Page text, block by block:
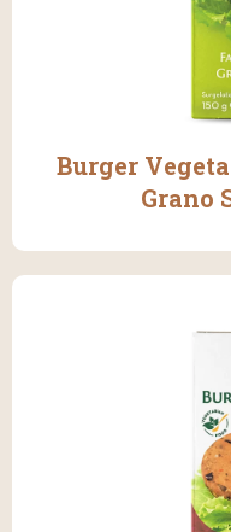
Burger
Grano